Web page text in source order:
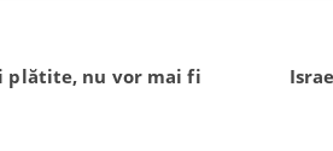
plătite, nu vor mai fi